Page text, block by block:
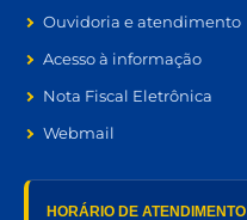
Ouvidoria e atendimento
Acesso à informação
Nota Fiscal Eletrônica
Webmail
HORÁRIO DE ATENDIMENTO